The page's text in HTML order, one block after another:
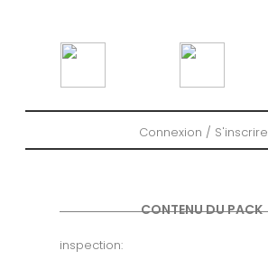
Connexion / S'inscrire
CONTENU DU PACK
inspection: